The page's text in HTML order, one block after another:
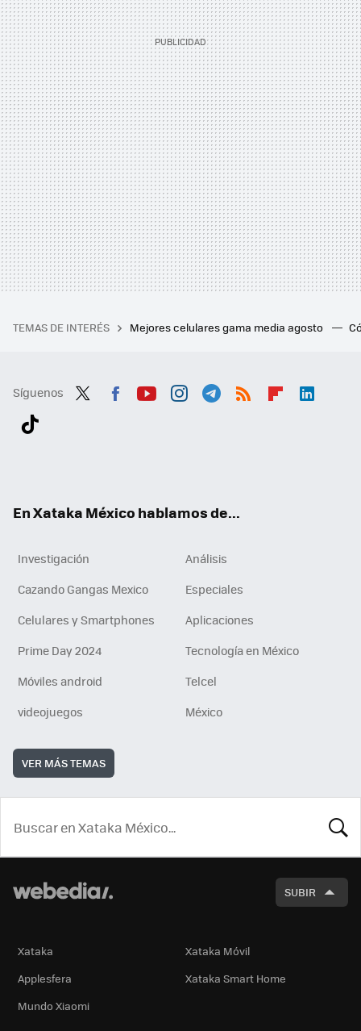
TEMAS DE INTERÉS Mejores celulares gama media agosto
Síguenos
En Xataka México hablamos de...
Investigación
Análisis
Cazando Gangas Mexico
Especiales
Celulares y Smartphones
Aplicaciones
Prime Day 2024
Tecnología en México
Móviles android
Telcel
videojuegos
México
VER MÁS TEMAS
SUBIR
Xataka
Xataka Móvil
Applesfera
Xataka Smart Home
Mundo Xiaomi